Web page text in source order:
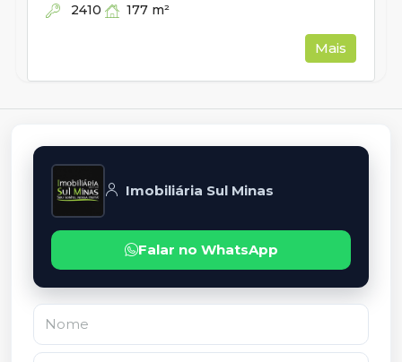
2410 177 m²
Mais
Imobiliária Sul Minas
Falar no WhatsApp